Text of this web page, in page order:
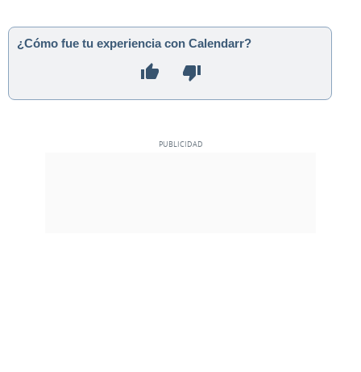
¿Cómo fue tu experiencia con Calendarr?